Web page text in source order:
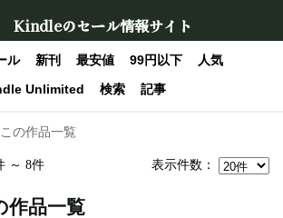
Kindleのセール情報サイト
ル 新刊 最安値 99円以下
人気
Unlimited 検索 記事
の作品一覧
～ 8件 表示件数：
作品一覧